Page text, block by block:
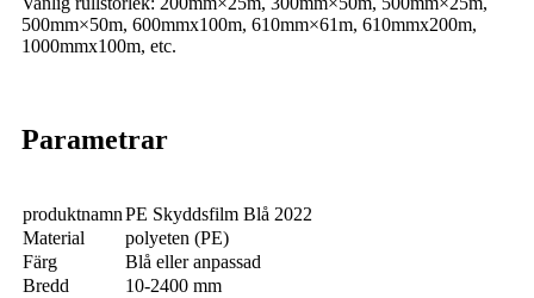
500mm×50m, 600mmx100m, 610mm×61m, 610mmx200m,
1000mmx100m, etc.
Parametrar
produktnamnPE Skyddsfilm Blå 2022
Material
polyeten (PE)
Färg
Blå eller anpassad
Bredd
10-2400 mm